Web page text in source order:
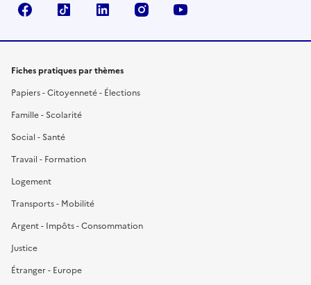
FacebookTikTok LinkedIn Instagram
Fiches pratiques par thèmes
Papiers - Citoyenneté - Élections
Famille - Scolarité
Social - Santé
Travail - Formation
Logement
Transports - Mobilité
Argent - Impôts - Consommation
Justice
Étranger - Europe